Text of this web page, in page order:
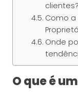
clientes?
Como
Onde
O que é